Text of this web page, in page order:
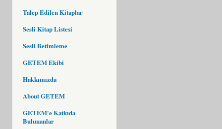
Talep Edilen Kitaplar
Sesli Kitap Listesi
Sesli Betimleme
GETEM Ekibi
Hakkımızda
About GETEM
GETEM'e Katkıda
Bulunanlar